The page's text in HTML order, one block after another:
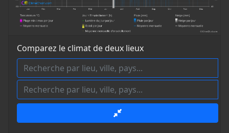
Comparez le climat de deux lieux